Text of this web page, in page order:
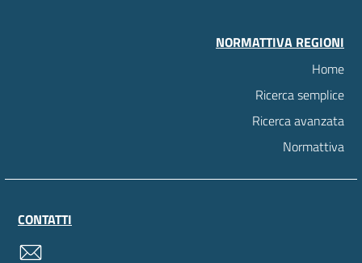
NORMATTIVA REGIONI
Home
Ricerca semplice
Ricerca avanzata
Normattiva
CONTATTI